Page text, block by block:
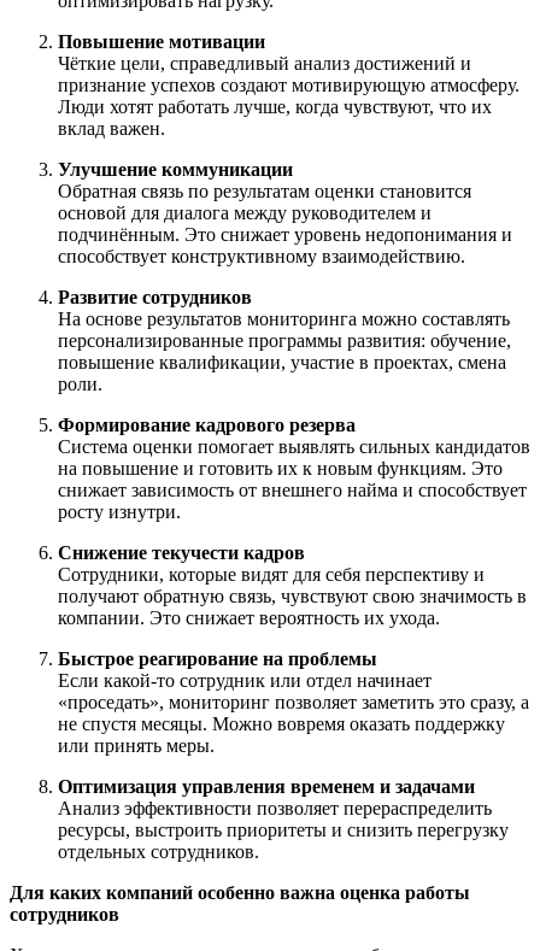
Повышение мотивации
Чёткие цели, справедливый анализ достижений и
признание успехов создают мотивирующую атмосферу.
Люди хотят работать лучше, когда чувствуют, что их
вклад важен.
Улучшение коммуникации
Обратная связь по результатам оценки становится
основой для диалога между руководителем и
подчинённым. Это снижает уровень недопонимания и
способствует конструктивному взаимодействию.
Развитие сотрудников
На основе результатов мониторинга можно составлять
персонализированные программы развития: обучение,
повышение квалификации, участие в проектах, смена
роли.
Формирование кадрового резерва
Система оценки помогает выявлять сильных кандидатов
на повышение и готовить их к новым функциям. Это
снижает зависимость от внешнего найма и способствует
росту изнутри.
Снижение текучести кадров
Сотрудники, которые видят для себя перспективу и
получают обратную связь, чувствуют свою значимость в
компании. Это снижает вероятность их ухода.
Быстрое реагирование на проблемы
Если какой-то сотрудник или отдел начинает
«проседать», мониторинг позволяет заметить это сразу, а
не спустя месяцы. Можно вовремя оказать поддержку
или принять меры.
Оптимизация управления временем и задачами
Анализ эффективности позволяет перераспределить
ресурсы, выстроить приоритеты и снизить перегрузку
отдельных сотрудников.
Для каких компаний особенно важна оценка работы
сотрудников